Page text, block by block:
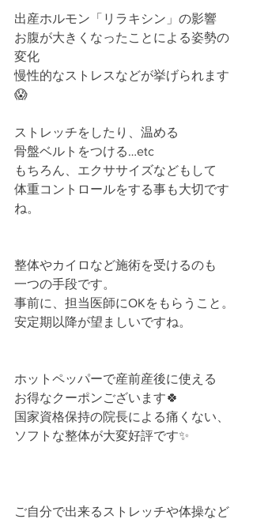
出産ホルモン「リラキシン」の影響﻿
お腹が大きくなったことによる姿勢の
変化﻿
慢性的なストレスなどが挙げられます
😱﻿
ストレッチをしたり、温める﻿
骨盤ベルトをつける…etc﻿
もちろん、エクササイズなどもして﻿
体重コントロールをする事も大切です
ね。﻿
整体やカイロなど施術を受けるのも﻿
一つの手段です。﻿
事前に、担当医師にOKをもらうこと。﻿
安定期以降が望ましいですね。﻿
ホットペッパーで産前産後に使える﻿
お得なクーポンございます🍀﻿
国家資格保持の院長による痛くない、﻿
ソフトな整体が大変好評です✨﻿
ご自分で出来るストレッチや体操など